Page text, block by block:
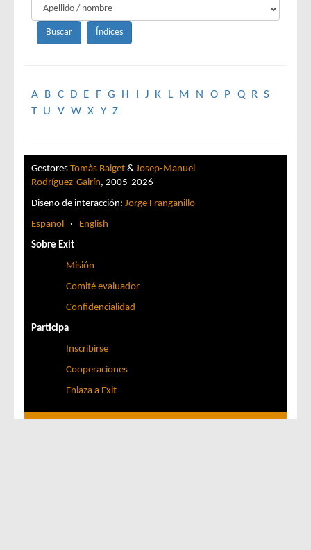
A B C D E F G H J K L M N O P Q R S
T U V W X Y Z
Gestores Tomàs Baiget & Josep-Manuel
Rodríguez-Gairín, 2005-2026
Diseño de interacción: Jorge Franganillo
Español · English
Sobre Exit
Misión
Comité evaluador
Confidencialidad
Participa
Inscribirse
Cooperaciones
Enlaza a Exit